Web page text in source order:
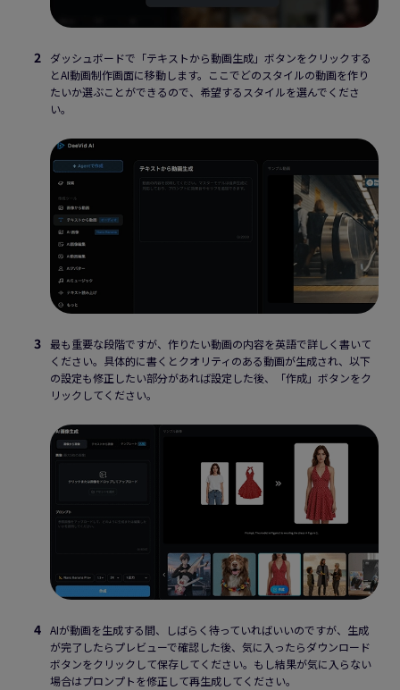
ダッシュボードで「テキストから動画生成」ボタンをクリックする
とAI動画制作画面に移動します。ここでどのスタイルの動画を作り
たいか選ぶことができるので、希望するスタイルを選んでくださ
い。
最も重要な段階ですが、作りたい動画の内容を英語で詳しく書いて
ください。具体的に書くとクオリティのある動画が生成され、以下
の設定も修正したい部分があれば設定した後、「作成」ボタンをク
リックしてください。
AIが動画を生成する間、しばらく待っていればいいのですが、生成
が完了したらプレビューで確認した後、気に入ったらダウンロード
ボタンをクリックして保存してください。もし結果が気に入らない
場合はプロンプトを修正して再生成してください。